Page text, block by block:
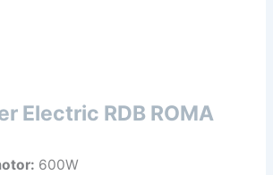
Electric RDB ROMA
600W